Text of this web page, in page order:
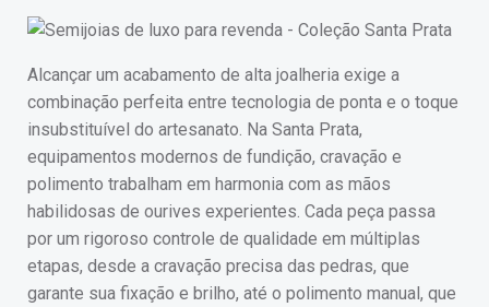
Alcançar um acabamento de alta joalheria exige a
combinação perfeita entre tecnologia de ponta e o toque
insubstituível do artesanato. Na Santa Prata,
equipamentos modernos de fundição, cravação e
polimento trabalham em harmonia com as mãos
habilidosas de ourives experientes. Cada peça passa
por um rigoroso controle de qualidade em múltiplas
etapas, desde a cravação precisa das pedras, que
garante sua fixação e brilho, até o polimento manual, que